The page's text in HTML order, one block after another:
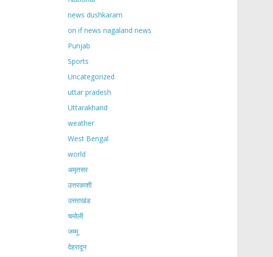
news dushkaram
on if news nagaland news
Punjab
Sports
Uncategorized
uttar pradesh
Uttarakhand
weather
West Bengal
world
अमृतसर
उत्तरकाशी
उत्तराखंड
चमोली
जम्मू
देहरादून